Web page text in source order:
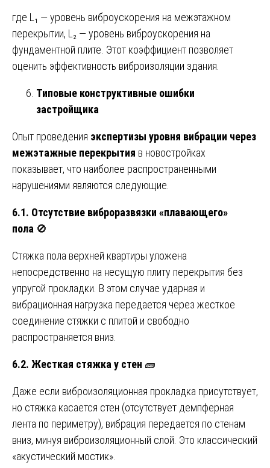
где L₁ — уровень виброускорения на межэтажном
перекрытии, L₂ — уровень виброускорения на
фундаментной плите. Этот коэффициент позволяет
оценить эффективность виброизоляции здания.
Типовые конструктивные ошибки
застройщика
Опыт проведения экспертизы уровня вибрации через
межэтажные перекрытия в новостройках
показывает, что наиболее распространенными
нарушениями являются следующие.
6.1. Отсутствие виброразвязки «плавающего»
пола 🚫
Стяжка пола верхней квартиры уложена
непосредственно на несущую плиту перекрытия без
упругой прокладки. В этом случае ударная и
вибрационная нагрузка передается через жесткое
соединение стяжки с плитой и свободно
распространяется вниз.
6.2. Жесткая стяжка у стен 🧱
Даже если виброизоляционная прокладка присутствует,
но стяжка касается стен (отсутствует демпферная
лента по периметру), вибрация передается по стенам
вниз, минуя виброизоляционный слой. Это классический
«акустический мостик».